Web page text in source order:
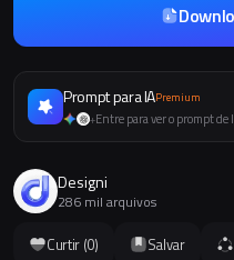
Curtir (0) Salvar
Prompt para IAPremium
+Entre para ver o prompt de
Designi
286 mil arquivos